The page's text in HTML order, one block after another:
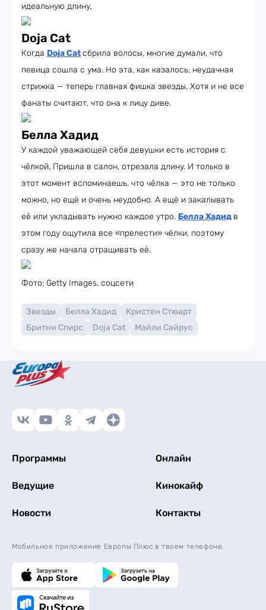
идеальную длину.
Doja Cat
Когда Doja Catсбрила волосы, многие думали, что
певица сошла с ума. Но эта, как казалось, неудачная
стрижка — теперь главная фишка звезды. Хотя и не все
фанаты считают, что она к лицу диве.
Белла Хадид
У каждой уважающей себя девушки есть история с
чёлкой. Пришла в салон, отрезала длину. И только в
этот момент вспоминаешь, что чёлка — это не только
можно, но ещё и очень неудобно. А ещё и закалывать
её или укладывать нужно каждое утро. Белла Хадид в
этом году ощутила все «прелести» чёлки, поэтому
сразу же начала отращивать её.
Фото: Getty Images, соцсети
Звезды Белла Хадид
Кристен Стюарт
Бритни Спирс
Doja Cat Майли Сайрус
Программы Онлайн
Ведущие Кинокайф
Новости Контакты
Мобильное приложение Европы Плюс в твоем телефоне.